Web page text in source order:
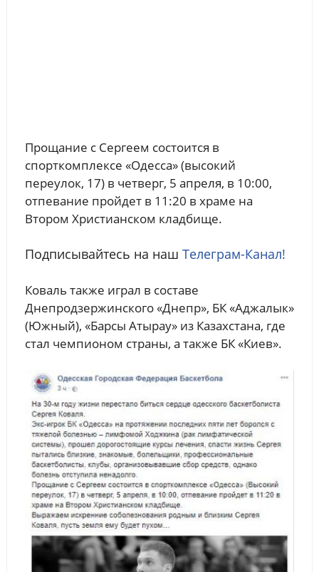
Прощание с Сергеем состоится в
спорткомплексе «Одесса» (высокий
переулок, 17) в четверг, 5 апреля, в 10:00,
отпевание пройдет в 11:20 в храме на
Втором Христианском кладбище.
Подписывайтесь на наш Телеграм-Канал!
Коваль также играл в составе
Днепродзержинского «Днепр», БК «Аджалык»
(Южный), «Барсы Атырау» из Казахстана, где
стал чемпионом страны, а также БК «Киев».